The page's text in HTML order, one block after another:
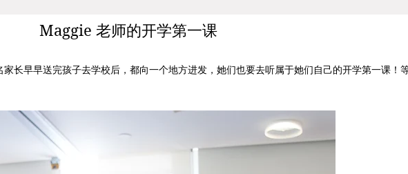
Maggie 老师的开学第一课
长早早送完孩子去学校后，都向一个地方进发，她们也要去听属于她们自己的开学第一课！